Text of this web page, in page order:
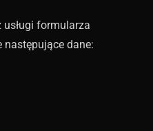
formularza
następujące dane: